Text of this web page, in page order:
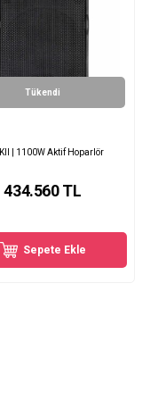
Tükendi
| 1100W Aktif Hoparlör
434.560TL
Sepete Ekle